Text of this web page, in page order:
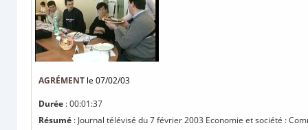
AGRÉMENT le 07/02/03
Durée : 00:01:37
Résumé : Journal télévisé du 7 février 2003 Economie et société :